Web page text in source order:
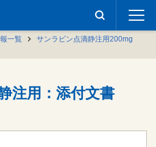
一覧
サンラビン点滴静注用200mg
注用：添付文書